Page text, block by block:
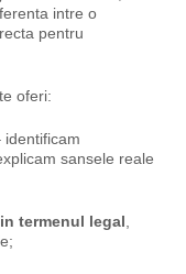
intre o
pentru
oferi:
identificam
sansele reale
termenul legal